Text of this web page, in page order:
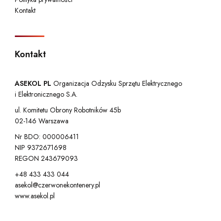
Kontakt
Kontakt
ASEKOL PL Organizacja Odzysku Sprzętu Elektrycznego
i Elektronicznego S.A.
ul. Komitetu Obrony Robotników 45b
02-146 Warszawa
Nr BDO: 000006411
NIP 9372671698
REGON 243679093
+48 433 433 044
asekol@czerwonekontenery.pl
www.asekol.pl